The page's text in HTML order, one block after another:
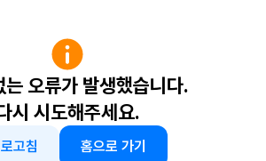
는 오류가 발생했습니다.
시 시도해주세요.
고침 홈으로 가기